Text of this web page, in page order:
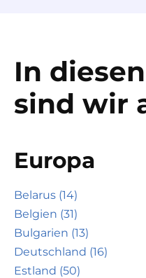
In
sind wir
Europa
Belarus (14)
Belgien (31)
Bulgarien (13)
Deutschland (16)
Estland (50)